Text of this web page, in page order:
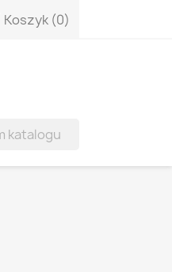
Koszyk (0)